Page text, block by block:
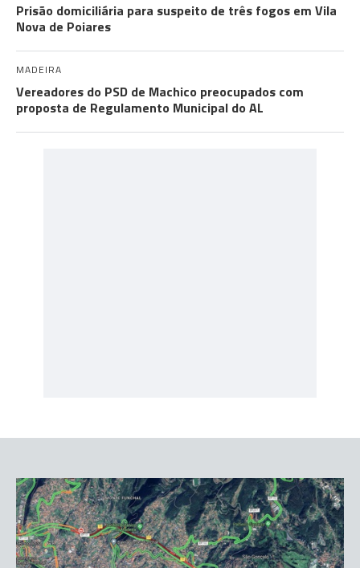
Prisão domiciliária para suspeito de três fogos em Vila
Nova de Poiares
MADEIRA
Vereadores do PSD de Machico preocupados com
proposta de Regulamento Municipal do AL